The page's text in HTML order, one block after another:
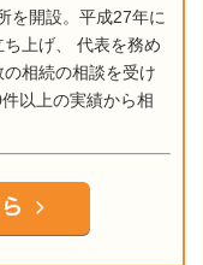
を開設。平成27年に
上げ、 代表を務め
相続の相談を受け
以上の実績から相